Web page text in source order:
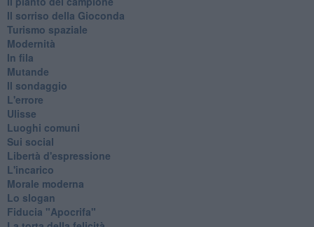
Il sorriso della Gioconda
Turismo spaziale
Modernità
In fila
Mutande
Il sondaggio
L'errore
Ulisse
Luoghi comuni
Sui social
Libertà d'espressione
L'incarico
Morale moderna
Lo slogan
Fiducia "Apocrifa"